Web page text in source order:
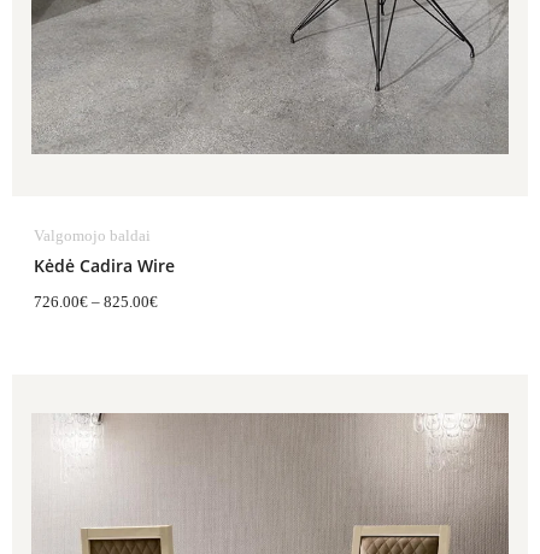
Valgomojo baldai
Kėdė Cadira Wire
726.00€ – 825.00€